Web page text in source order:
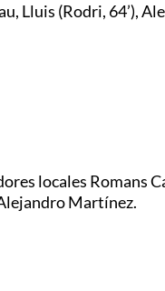
Lluis (Rodri, 64’),
locales Romans
Martínez.